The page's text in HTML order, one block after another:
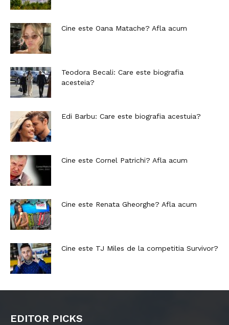
Cine este Oana Matache? Afla acum
Teodora Becali: Care este biografia
acesteia?
Edi Barbu: Care este biografia acestuia?
Cine este Cornel Patrichi? Afla acum
Cine este Renata Gheorghe? Afla acum
Cine este TJ Miles de la competitia Survivor?
EDITOR PICKS